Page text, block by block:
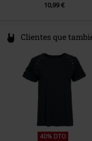
10,99 €
Clientes que
40% DTO